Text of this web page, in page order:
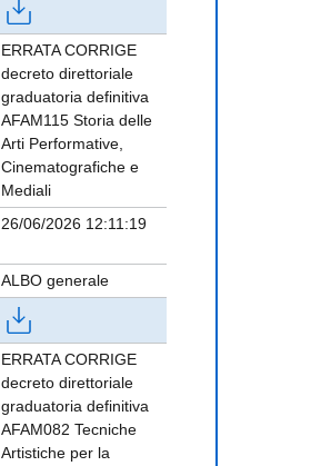
ERRATA CORRIGE
decreto direttoriale
graduatoria definitiva
AFAM115 Storia delle
Arti Performative,
Cinematografiche e
Mediali
26/06/2026 12:11:19
ALBO generale
ERRATA CORRIGE
decreto direttoriale
graduatoria definitiva
AFAM082 Tecniche
Artistiche per la